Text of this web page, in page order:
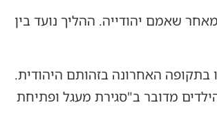
שאמם יהודייה. ההליך נועד בין
בתקופה האחרונה בזהותם היהודית.
מדובר ב"סגירת מעגל ופתיחת